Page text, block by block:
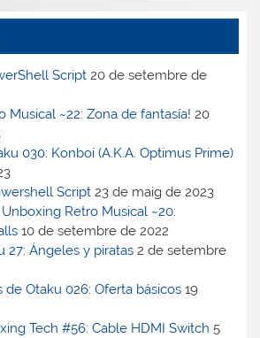
Script 20 de setembre de
Musical ~22: Zona de fantasía! 20
030: Konboi (A.K.A. Optimus Prime)
Script 23 de maig de 2023
Unboxing Retro Musical ~20:
10 de setembre de 2022
27: Ángeles y piratas 2 de setembre
de Otaku 026: Oferta básicos 19
Tech #56: Cable HDMI Switch 5